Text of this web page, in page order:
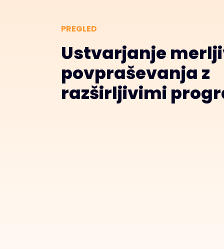
PREGLED
Ustvarjanje
povpraševanja z
razširljivimi